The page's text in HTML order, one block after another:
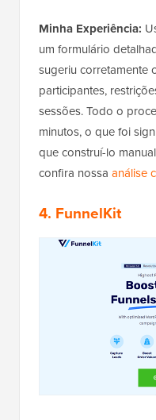
Minha Experiência:
um formulário
sugeriu corretamente
participantes,
sessões. Todo o
minutos, o que foi
que construí-lo
confira nossa análise
4. FunnelKit